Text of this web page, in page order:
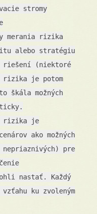
stromy
merania rizika
alebo stratégiu
riešení (niektoré
rizika je potom
škála možných
rizika je
ako možných
pre
nastať. Každý
ku zvoleným